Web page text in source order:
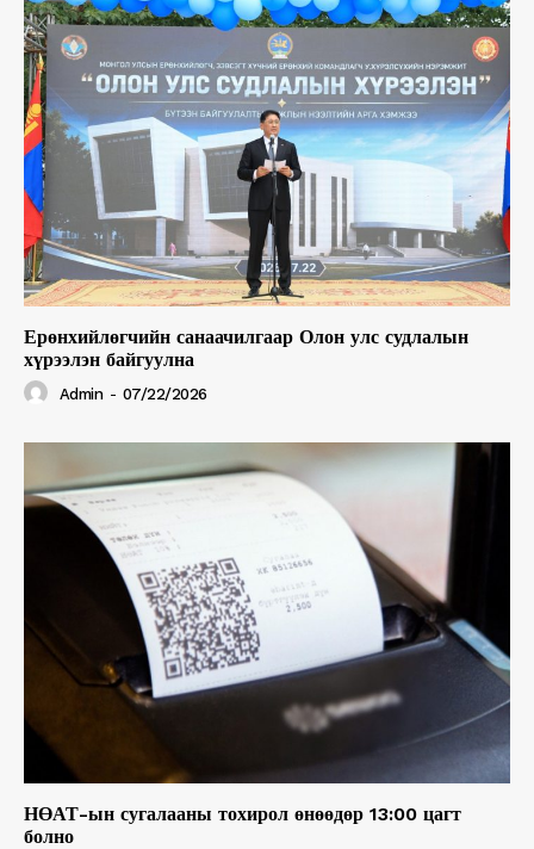
Ерөнхийлөгчийн санаачилгаар Олон улс судлалын
хүрээлэн байгуулна
Admin - 07/22/2026
НӨАТ-ын сугалааны тохирол өнөөдөр 13:00 цагт
болно